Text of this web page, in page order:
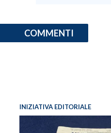
COMMENTI
INIZIATIVA EDITORIALE